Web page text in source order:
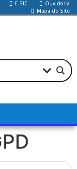
E-SIC
Ouvidoria
Mapa do Site